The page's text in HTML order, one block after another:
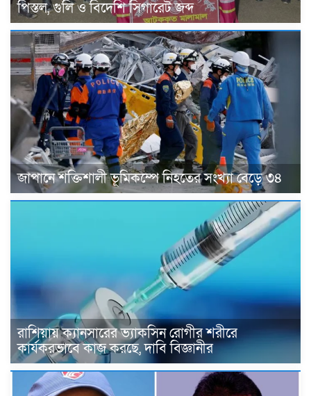
পিস্তল, গুলি ও বিদেশি সিগারেট জব্দ
জাপানে শক্তিশালী ভূমিকম্পে নিহতের সংখ্যা বেড়ে ৩৪
রাশিয়ায় ক্যানসারের ভ্যাকসিন রোগীর শরীরে
কার্যকরভাবে কাজ করছে, দাবি বিজ্ঞানীর